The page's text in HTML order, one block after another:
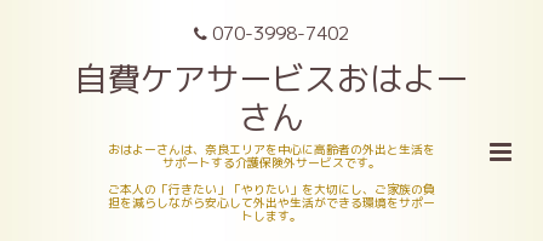
070-3998-7402
自費ケアサービスおはよー
さん
おはよーさんは、奈良エリアを中心に高齢者の外出と生活を
サポートする介護保険外サービスです。
ご本人の「行きたい」「やりたい」を大切にし、ご家族の負
担を減らしながら安心して外出や生活ができる環境をサポー
トします。